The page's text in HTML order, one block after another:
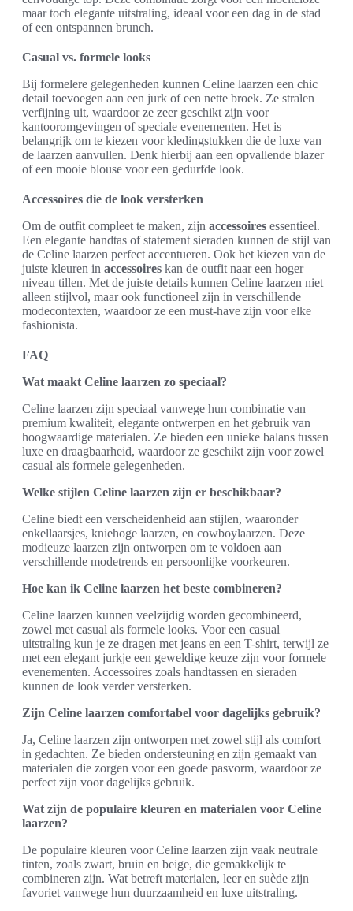
maar toch elegante uitstraling, ideaal voor een dag in de stad
of een ontspannen brunch.
Casual vs. formele looks
Bij formelere gelegenheden kunnen Celine laarzen een chic
detail toevoegen aan een jurk of een nette broek. Ze stralen
verfijning uit, waardoor ze zeer geschikt zijn voor
kantooromgevingen of speciale evenementen. Het is
belangrijk om te kiezen voor kledingstukken die de luxe van
de laarzen aanvullen. Denk hierbij aan een opvallende blazer
of een mooie blouse voor een gedurfde look.
Accessoires die de look versterken
Om de outfit compleet te maken, zijn accessoires essentieel.
Een elegante handtas of statement sieraden kunnen de stijl van
de Celine laarzen perfect accentueren. Ook het kiezen van de
juiste kleuren in accessoires kan de outfit naar een hoger
niveau tillen. Met de juiste details kunnen Celine laarzen niet
alleen stijlvol, maar ook functioneel zijn in verschillende
modecontexten, waardoor ze een must-have zijn voor elke
fashionista.
FAQ
Wat maakt Celine laarzen zo speciaal?
Celine laarzen zijn speciaal vanwege hun combinatie van
premium kwaliteit, elegante ontwerpen en het gebruik van
hoogwaardige materialen. Ze bieden een unieke balans tussen
luxe en draagbaarheid, waardoor ze geschikt zijn voor zowel
casual als formele gelegenheden.
Welke stijlen Celine laarzen zijn er beschikbaar?
Celine biedt een verscheidenheid aan stijlen, waaronder
enkellaarsjes, kniehoge laarzen, en cowboylaarzen. Deze
modieuze laarzen zijn ontworpen om te voldoen aan
verschillende modetrends en persoonlijke voorkeuren.
Hoe kan ik Celine laarzen het beste combineren?
Celine laarzen kunnen veelzijdig worden gecombineerd,
zowel met casual als formele looks. Voor een casual
uitstraling kun je ze dragen met jeans en een T-shirt, terwijl ze
met een elegant jurkje een geweldige keuze zijn voor formele
evenementen. Accessoires zoals handtassen en sieraden
kunnen de look verder versterken.
Zijn Celine laarzen comfortabel voor dagelijks gebruik?
Ja, Celine laarzen zijn ontworpen met zowel stijl als comfort
in gedachten. Ze bieden ondersteuning en zijn gemaakt van
materialen die zorgen voor een goede pasvorm, waardoor ze
perfect zijn voor dagelijks gebruik.
Wat zijn de populaire kleuren en materialen voor Celine
laarzen?
De populaire kleuren voor Celine laarzen zijn vaak neutrale
tinten, zoals zwart, bruin en beige, die gemakkelijk te
combineren zijn. Wat betreft materialen, leer en suède zijn
favoriet vanwege hun duurzaamheid en luxe uitstraling.